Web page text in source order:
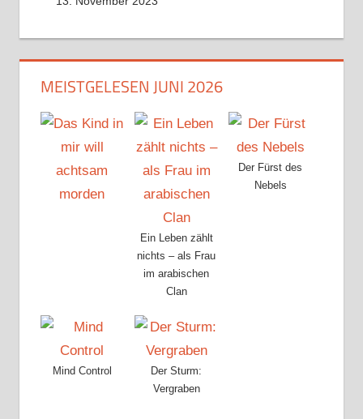
MEISTGELESEN JUNI 2026
Ein Leben zählt
nichts – als Frau
im arabischen
Clan
Der Fürst des
Nebels
Mind Control
Der Sturm:
Vergraben